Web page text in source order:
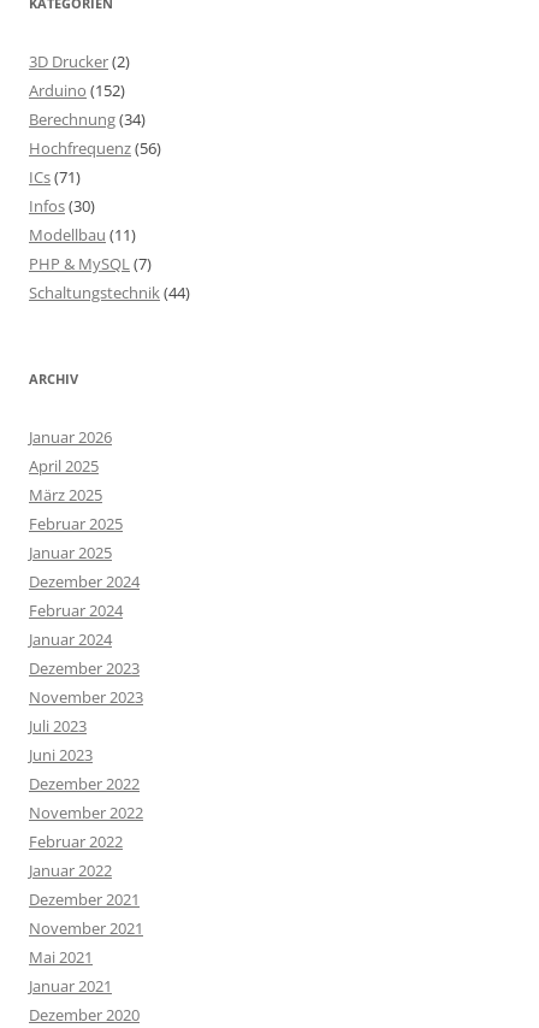
3D Drucker(2)
Arduino (152)
Berechnung(34)
Hochfrequenz(56)
ICs(71)
Infos(30)
Modellbau (11)
PHP & MySQL(7)
Schaltungstechnik(44)
ARCHIV
Januar 2026
April 2025
März 2025
Februar 2025
Januar 2025
Dezember 2024
Februar 2024
Januar 2024
Dezember 2023
November 2023
Juli 2023
Juni 2023
Dezember 2022
November 2022
Februar 2022
Januar 2022
Dezember 2021
November 2021
Mai 2021
Januar 2021
Dezember 2020